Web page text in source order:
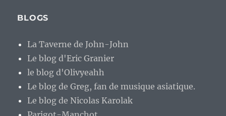
BLOGS
La Taverne de John-John
Le blog d'Eric Granier
le blog d'Olivyeahh
Le blog de Greg, fan de musique asiatique.
Le blog de Nicolas Karolak